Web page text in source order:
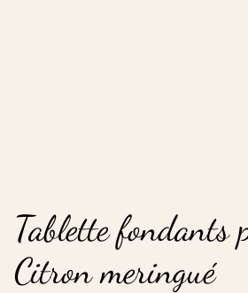
Tablette fondants
Citron meringué